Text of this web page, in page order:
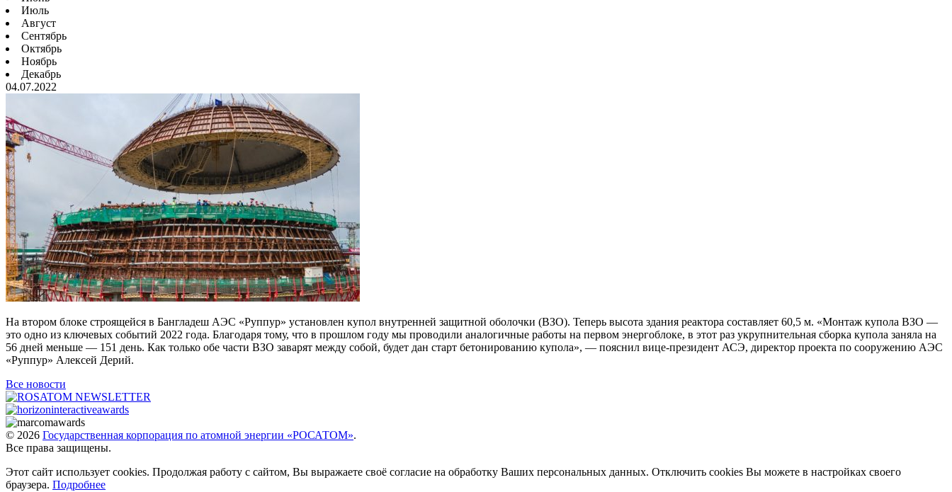
Июль
Август
Сентябрь
Октябрь
Ноябрь
Декабрь
04.07.2022
На втором блоке строящейся в Бангладеш АЭС «Руппур» установлен купол внутренней защитной оболочки (ВЗО). Теперь высота здания реактора составляет 60,5 м. «Монтаж купола ВЗО —
это одно из ключевых событий 2022 года. Благодаря тому, что в прошлом году мы проводили аналогичные работы на первом энергоблоке, в этот раз укрупнительная сборка купола заняла на
56 дней меньше — 151 день. Как только обе части ВЗО заварят между собой, будет дан старт бетонированию купола», — пояснил вице-президент АСЭ, директор проекта по сооружению АЭС
«Руппур» Алексей Дерий.
Все новости
© 2026 Государственная корпорация по атомной энергии «РОСАТОМ».
Все права защищены.
Этот сайт использует cookies. Продолжая работу с сайтом, Вы выражаете своё согласие на обработку Ваших персональных данных. Отключить cookies Вы можете в настройках своего
браузера. Подробнее